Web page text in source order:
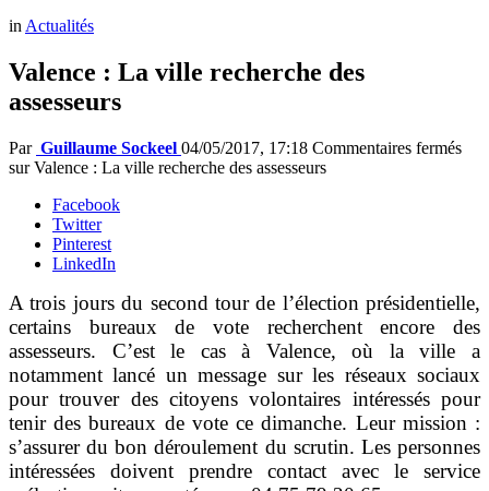
inActualités
Valence : La ville recherche des
assesseurs
Par Guillaume Sockeel 04/05/2017, 17:18 Commentaires fermés
sur Valence : La ville recherche des assesseurs
Facebook
Twitter
Pinterest
LinkedIn
A trois jours du second tour de l’élection présidentielle,
certains bureaux de vote recherchent encore des
assesseurs. C’est le cas à Valence, où la ville a
notamment lancé un message sur les réseaux sociaux
pour trouver des citoyens volontaires intéressés pour
tenir des bureaux de vote ce dimanche. Leur mission :
s’assurer du bon déroulement du scrutin. Les personnes
intéressées doivent prendre contact avec le service